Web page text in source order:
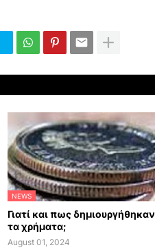
NEWS
Γιατί και πως δημιουργήθηκαν
τα χρήματα;
August 01, 2024